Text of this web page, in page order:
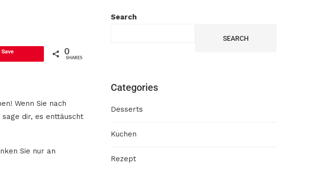
Save 0
SHARES
Wenn Sie nach
dir, es enttäuscht
Sie nur an
Search
SEARCH
Categories
Desserts
Kuchen
Rezept